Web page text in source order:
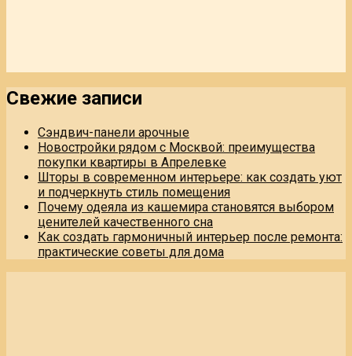
Свежие записи
Сэндвич-панели арочные
Новостройки рядом с Москвой: преимущества
покупки квартиры в Апрелевке
Шторы в современном интерьере: как создать уют
и подчеркнуть стиль помещения
Почему одеяла из кашемира становятся выбором
ценителей качественного сна
Как создать гармоничный интерьер после ремонта:
практические советы для дома